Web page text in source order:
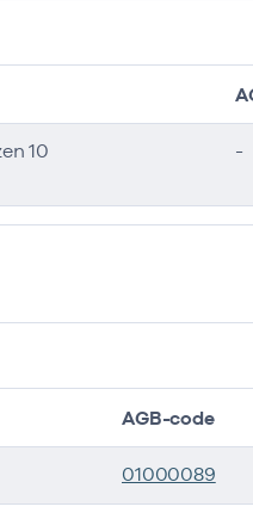
10
-
AGB-code
01000089